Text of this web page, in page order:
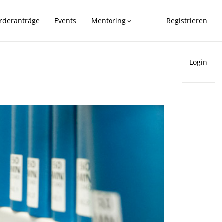
Events Mentoring expand_more Registrieren
Login